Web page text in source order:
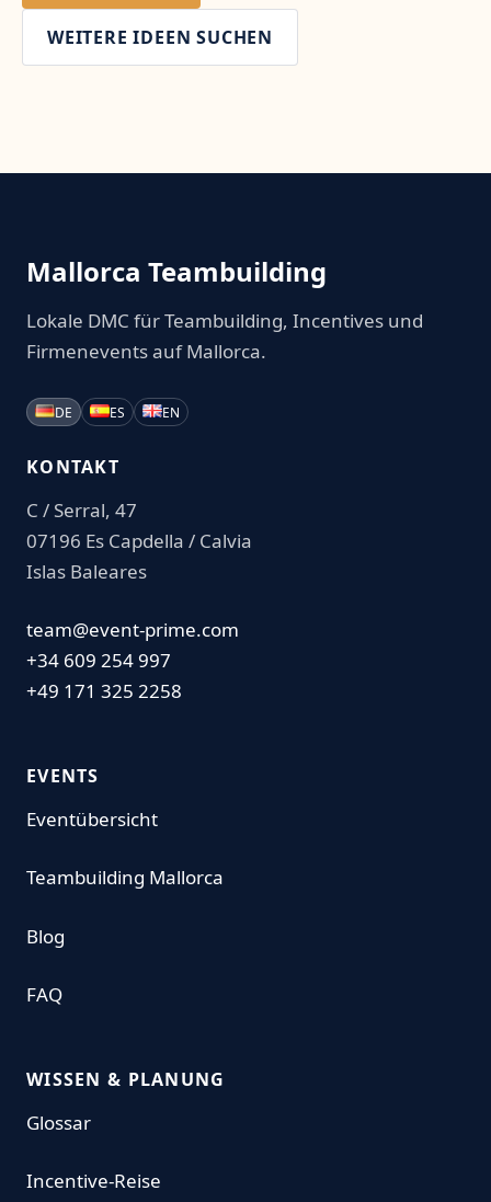
WEITERE IDEEN SUCHEN
Mallorca Teambuilding
Lokale DMC für Teambuilding, Incentives und
Firmenevents auf Mallorca.
DE ES EN
KONTAKT
C / Serral, 47
07196 Es Capdella / Calvia
Islas Baleares
team@event-prime.com
+34 609 254 997
+49 171 325 2258
EVENTS
Eventübersicht
Teambuilding Mallorca
Blog
FAQ
WISSEN & PLANUNG
Glossar
Incentive-Reise